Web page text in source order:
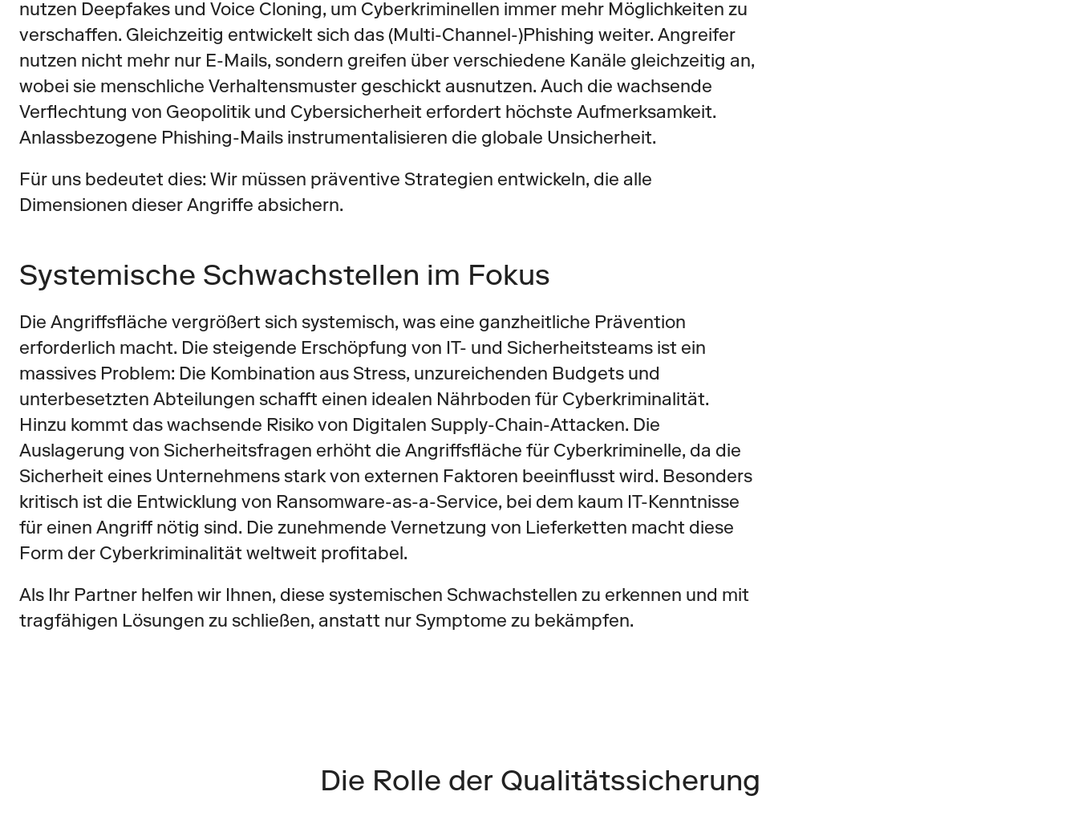
nutzen Deepfakes und Voice Cloning, um Cyberkriminellen immer mehr Möglichkeiten zu
verschaffen. Gleichzeitig entwickelt sich das (Multi-Channel-)Phishing weiter. Angreifer
nutzen nicht mehr nur E-Mails, sondern greifen über verschiedene Kanäle gleichzeitig an,
wobei sie menschliche Verhaltensmuster geschickt ausnutzen. Auch die wachsende
Verflechtung von Geopolitik und Cybersicherheit erfordert höchste Aufmerksamkeit.
Anlassbezogene Phishing-Mails instrumentalisieren die globale Unsicherheit.
Für uns bedeutet dies: Wir müssen präventive Strategien entwickeln, die alle
Dimensionen dieser Angriffe absichern.
Systemische Schwachstellen im Fokus
Die Angriffsfläche vergrößert sich systemisch, was eine ganzheitliche Prävention
erforderlich macht. Die steigende Erschöpfung von IT- und Sicherheitsteams ist ein
massives Problem: Die Kombination aus Stress, unzureichenden Budgets und
unterbesetzten Abteilungen schafft einen idealen Nährboden für Cyberkriminalität.
Hinzu kommt das wachsende Risiko von Digitalen Supply-Chain-Attacken. Die
Auslagerung von Sicherheitsfragen erhöht die Angriffsfläche für Cyberkriminelle, da die
Sicherheit eines Unternehmens stark von externen Faktoren beeinflusst wird. Besonders
kritisch ist die Entwicklung von Ransomware-as-a-Service, bei dem kaum IT-Kenntnisse
für einen Angriff nötig sind. Die zunehmende Vernetzung von Lieferketten macht diese
Form der Cyberkriminalität weltweit profitabel.
Als Ihr Partner helfen wir Ihnen, diese systemischen Schwachstellen zu erkennen und mit
tragfähigen Lösungen zu schließen, anstatt nur Symptome zu bekämpfen.
Die Rolle der Qualitätssicherung